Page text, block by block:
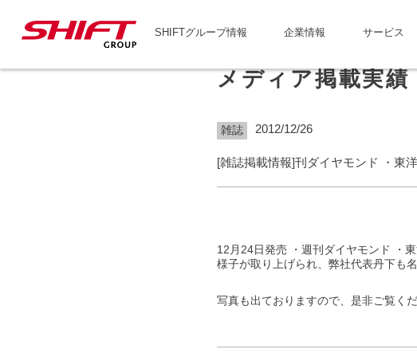
SHIFTグループ情報 企業情報 サービス
メディア掲載実績
雑誌 2012/12/26
[雑誌掲載情報]刊ダイヤモンド ・東
12月24日発売 ・週刊ダイヤモンド ・
様子が取り上げられ、弊社代表丹下も
写真も出ておりますので、是非ご覧くだ